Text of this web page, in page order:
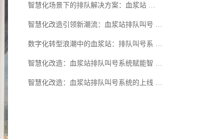
智慧化场景下的排队解决方案：血浆站 …
智慧化改造引领新潮流：血浆站排队叫号 …
数字化转型浪潮中的血浆站：排队叫号系 …
智慧化改造：血浆站排队叫号系统赋能智 …
智慧化改造：血浆站排队叫号系统的上线 …